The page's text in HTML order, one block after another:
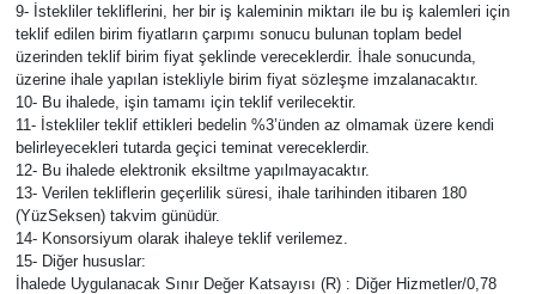
9- İstekliler tekliflerini, her bir iş kaleminin miktarı ile bu iş kalemleri için
teklif edilen birim fiyatların çarpımı sonucu bulunan toplam bedel
üzerinden teklif birim fiyat şeklinde vereceklerdir. İhale sonucunda,
üzerine ihale yapılan istekliyle birim fiyat sözleşme imzalanacaktır.
10- Bu ihalede, işin tamamı için teklif verilecektir.
11- İstekliler teklif ettikleri bedelin %3’ünden az olmamak üzere kendi
belirleyecekleri tutarda geçici teminat vereceklerdir.
12- Bu ihalede elektronik eksiltme yapılmayacaktır.
13- Verilen tekliflerin geçerlilik süresi, ihale tarihinden itibaren 180
(YüzSeksen) takvim günüdür.
14- Konsorsiyum olarak ihaleye teklif verilemez.
15- Diğer hususlar:
İhalede Uygulanacak Sınır Değer Katsayısı (R) : Diğer Hizmetler/0,78